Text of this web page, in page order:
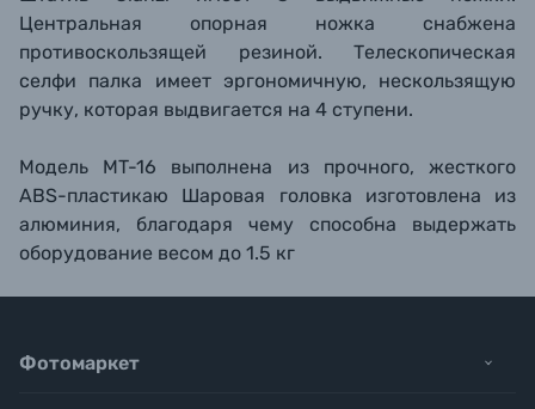
Центральная опорная ножка снабжена
противоскользящей резиной. Телескопическая
селфи палка имеет эргономичную, нескользящую
ручку, которая выдвигается на 4 ступени.
Модель MT-16 выполнена из прочного, жесткого
ABS-пластикаю Шаровая головка изготовлена из
алюминия, благодаря чему способна выдержать
оборудование весом до 1.5 кг
Фотомаркет